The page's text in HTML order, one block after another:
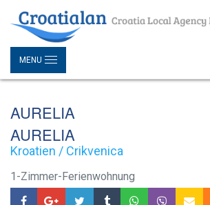
MENU
AURELIA
AURELIA
Kroatien / Crikvenica
1-Zimmer-Ferienwohnung